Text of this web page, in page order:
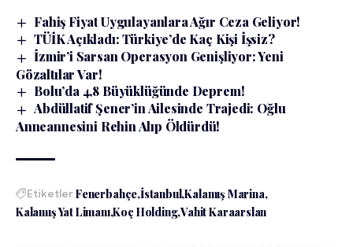
Fahiş Fiyat Uygulayanlara Ağır Ceza Geliyor!
TÜİK Açıkladı: Türkiye’de Kaç Kişi İşsiz?
İzmir’i Sarsan Operasyon Genişliyor: Yeni
Gözaltılar Var!
Bolu’da 4,8 Büyüklüğünde Deprem!
Abdüllatif Şener’in Ailesinde Trajedi: Oğlu
Anneannesini Rehin Alıp Öldürdü!
EtiketlerFenerbahçe İstanbul Kalamış Marina
Kalamış Yat Limanı Koç Holding Vahit Karaarslan